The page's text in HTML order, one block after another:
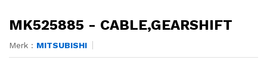
MK525885 - CABLE,GEARSHIFT
Merk : MITSUBISHI